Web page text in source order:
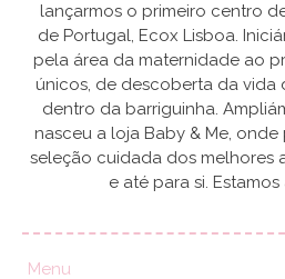
lançarmos o primeiro centro
de Portugal, Ecox Lisboa.
pela área da maternidade ao
únicos, de descoberta da vida
dentro da barriguinha.
nasceu a loja Baby & Me,
seleção cuidada dos melhores
e até para si. Estamos
Menu